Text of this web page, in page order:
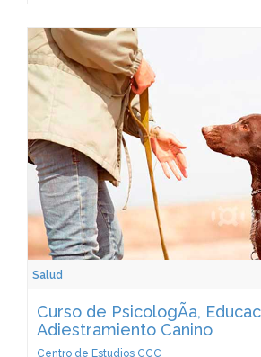
Salud
Curso de PsicologÃ­a,
Adiestramiento Canino
Centro de Estudios CCC